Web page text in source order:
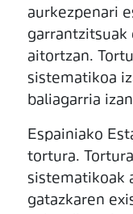
aurkezpenari
garrantzitsuak
aitortzan.
sistematikoa
baliagarria
Espainiako
tortura.
sistematikoak
gatazkaren